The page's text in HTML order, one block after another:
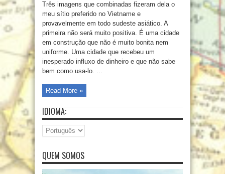
Três imagens que combinadas fizeram dela o
meu sítio preferido no Vietname e
provavelmente em todo sudeste asiático. A
primeira não será muito positiva. É uma cidade
em construção que não é muito bonita nem
uniforme. Uma cidade que recebeu um
inesperado influxo de dinheiro e que não sabe
bem como usa-lo. ...
Read More »
IDIOMA:
QUEM SOMOS